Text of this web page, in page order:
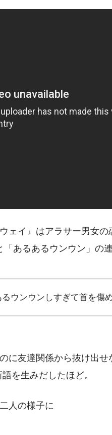
ェイ』はアラサー男女
あるあるウンウン」の連
るウンウンしすぎて首を傷
に友達関係から抜け出
を生みだしたほど。
人の様子に